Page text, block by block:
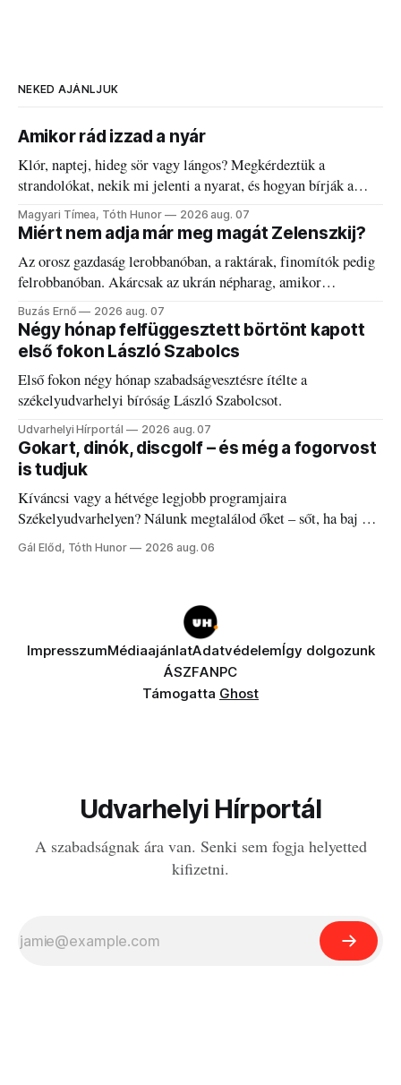
NEKED AJÁNLJUK
Amikor rád izzad a nyár
Klór, naptej, hideg sör vagy lángos? Megkérdeztük a
strandolókat, nekik mi jelenti a nyarat, és hogyan bírják a
kánikulát.
Magyari Tímea, Tóth Hunor 2026 aug. 07
Miért nem adja már meg magát Zelenszkij?
Az orosz gazdaság lerobbanóban, a raktárak, finomítók pedig
felrobbanóban. Akárcsak az ukrán népharag, amikor
elégedetlen vezetőivel.
Buzás Ernő 2026 aug. 07
Négy hónap felfüggesztett börtönt kapott
első fokon László Szabolcs
Első fokon négy hónap szabadságvesztésre ítélte a
székelyudvarhelyi bíróság László Szabolcsot.
Udvarhelyi Hírportál 2026 aug. 07
Gokart, dinók, discgolf – és még a fogorvost
is tudjuk
Kíváncsi vagy a hétvége legjobb programjaira
Székelyudvarhelyen? Nálunk megtalálod őket – sőt, ha baj van
a fogaddal, a fogorvosi ügyeletet is!
Gál Előd, Tóth Hunor 2026 aug. 06
ImpresszumMédiaajánlatAdatvédelemÍgy dolgozunk
ÁSZFANPC
Támogatta Ghost
Udvarhelyi Hírportál
A szabadságnak ára van. Senki sem fogja helyetted
kifizetni.